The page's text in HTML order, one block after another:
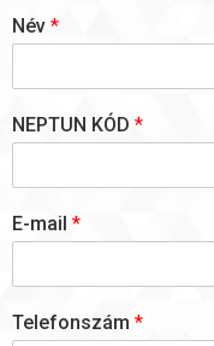
Név *
NEPTUN KÓD *
E-mail *
Telefonszám *